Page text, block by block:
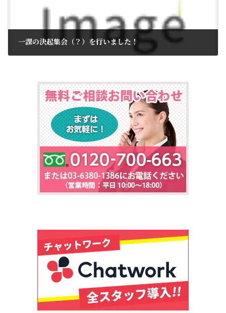
一課の決起集会（？）を行いました！